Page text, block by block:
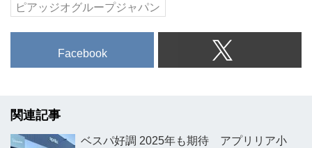
ピアッジオグループジャパン
Facebook
関連記事
ベスパ好調 2025年も期待 アプリリア小